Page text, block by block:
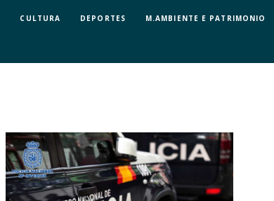
CULTURA DEPORTES M.AMBIENTE E PATRIMONIO